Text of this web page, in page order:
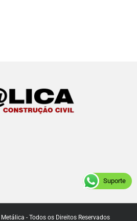
- Todos os Direitos Reservados
Suporte